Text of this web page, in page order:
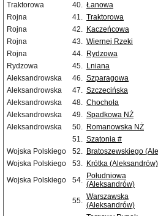
Traktorowa
40. Łanowa
Rojna
41. Traktorowa
Rojna
42. Kaczeńcowa
Rojna
43. Wiernej Rzeki
Rojna
44. Rydzowa
Rydzowa
45. Lniana
Aleksandrowska
46. Szparagowa
Aleksandrowska
47. Szczecińska
Aleksandrowska
48. Chochoła
Aleksandrowska
49. Spadkowa NŻ
Aleksandrowska
50. Romanowska NŻ
51. Szatonia #
Wojska Polskiego
52. Bratoszewskiego
Wojska Polskiego
53. Krótka (Aleksandrów)
Wojska Polskiego
54. Południowa
(Aleksandrów)
55. Warszawska
(Aleksandrów)